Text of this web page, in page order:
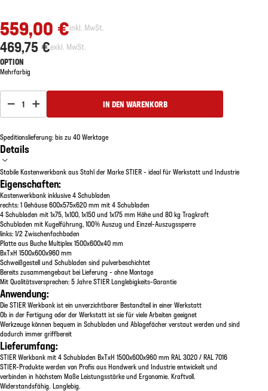
559,00 €inkl. MwSt.
469,75 €exkl. MwSt.
OPTION
Mehrfarbig
1 IN DEN WARENKORB
Speditionslieferung: bis zu 40 Werktage
Details
Stabile Kastenwerkbank aus Stahl der Marke STIER - ideal für Werkstatt und Industrie
Eigenschaften:
Kastenwerkbank inklusive 4 Schubladen
rechts: 1 Gehäuse 600x575x620 mm mit 4 Schubladen
4 Schubladen mit 1x75, 1x100, 1x150 und 1x175 mm Höhe und 80 kg Tragkraft
Schubladen mit Kugelführung, 100% Auszug und Einzel-Auszugssperre
links: 1/2 Zwischenfachboden
Platte aus Buche Multiplex 1500x600x40 mm
BxTxH 1500x600x960 mm
Schweißgestell und Schubladen sind pulverbeschichtet
Bereits zusammengebaut bei Lieferung - ohne Montage
Mit Qualitätsversprechen: 5 Jahre STIER Langlebigkeits-Garantie
Anwendung:
Die STIER Werkbank ist ein unverzichtbarer Bestandteil in einer Werkstatt
Ob in der Fertigung oder der Werkstatt ist sie für viele Arbeiten geeignet
Werkzeuge können bequem in Schubladen und Ablagefächer verstaut werden und sind
dadurch immer griffbereit
Lieferumfang:
STIER Werkbank mit 4 Schubladen BxTxH 1500x600x960 mm RAL 3020 / RAL 7016
STIER-Produkte werden von Profis aus Handwerk und Industrie entwickelt und
verbinden in höchstem Maße Leistungsstärke und Ergonomie. Kraftvoll.
Widerstandsfähig. Langlebig.